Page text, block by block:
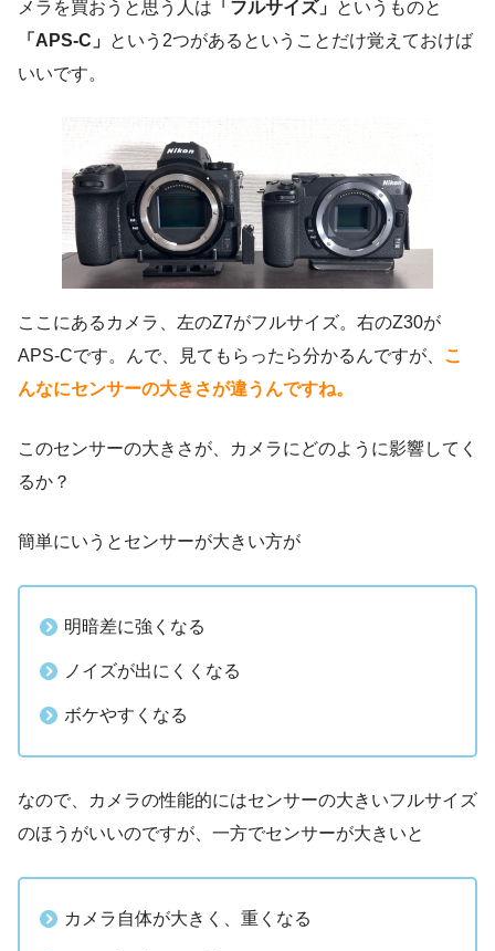
メラを買おうと思う人は 「フルサイズ」 というものと
「APS-C」 という2つがあるということだけ覚えておけば
いいです。
ここにあるカメラ、左のZ7がフルサイズ。右のZ30が
APS-Cです。んで、見てもらったら分かるんですが、 こ
んなにセンサーの大きさが違うんですね。
このセンサーの大きさが、カメラにどのように影響してく
るか？
簡単にいうとセンサーが大きい方が
明暗差に強くなる
ノイズが出にくくなる
ボケやすくなる
なので、カメラの性能的にはセンサーの大きいフルサイズ
のほうがいいのですが、一方でセンサーが大きいと
カメラ自体が大きく、重くなる